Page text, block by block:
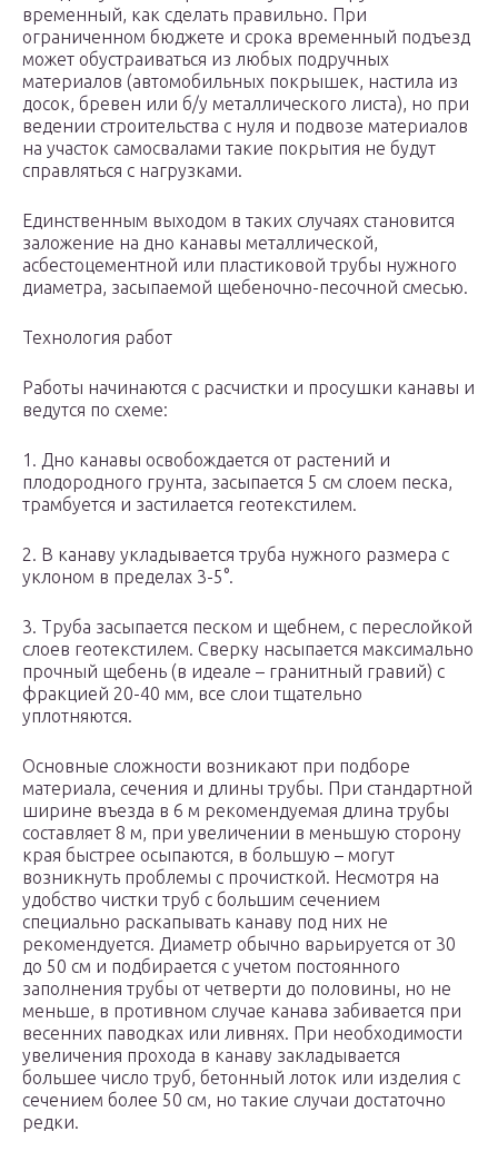
временный, как сделать правильно. При
ограниченном бюджете и срока временный подъезд
может обустраиваться из любых подручных
материалов (автомобильных покрышек, настила из
досок, бревен или б/у металлического листа), но при
ведении строительства с нуля и подвозе материалов
на участок самосвалами такие покрытия не будут
справляться с нагрузками.
Единственным выходом в таких случаях становится
заложение на дно канавы металлической,
асбестоцементной или пластиковой трубы нужного
диаметра, засыпаемой щебеночно-песочной смесью.
Технология работ
Работы начинаются с расчистки и просушки канавы и
ведутся по схеме:
1. Дно канавы освобождается от растений и
плодородного грунта, засыпается 5 см слоем песка,
трамбуется и застилается геотекстилем.
2. В канаву укладывается труба нужного размера с
уклоном в пределах 3-5°.
3. Труба засыпается песком и щебнем, с переслойкой
слоев геотекстилем. Сверку насыпается максимально
прочный щебень (в идеале – гранитный гравий) с
фракцией 20-40 мм, все слои тщательно
уплотняются.
Основные сложности возникают при подборе
материала, сечения и длины трубы. При стандартной
ширине въезда в 6 м рекомендуемая длина трубы
составляет 8 м, при увеличении в меньшую сторону
края быстрее осыпаются, в большую – могут
возникнуть проблемы с прочисткой. Несмотря на
удобство чистки труб с большим сечением
специально раскапывать канаву под них не
рекомендуется. Диаметр обычно варьируется от 30
до 50 см и подбирается с учетом постоянного
заполнения трубы от четверти до половины, но не
меньше, в противном случае канава забивается при
весенних паводках или ливнях. При необходимости
увеличения прохода в канаву закладывается
большее число труб, бетонный лоток или изделия с
сечением более 50 см, но такие случаи достаточно
редки.